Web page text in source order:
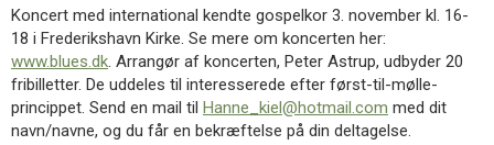
4.0:
Inspiration
5.0:
Værktøjskassen
6.0:
Mission
7.0:
Om
BaptistKirken
8.0:
Kontakt
Koncert med international kendte gospelkor 3. november kl. 16-
18 i Frederikshavn Kirke. Se mere om koncerten her:
www.blues.dk. Arrangør af koncerten, Peter Astrup, udbyder 20
fribilletter. De uddeles til interesserede efter først-til-mølle-
princippet. Send en mail til Hanne_kiel@hotmail.com med dit
navn/navne, og du får en bekræftelse på din deltagelse.